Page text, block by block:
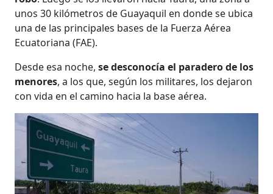
unos 30 kilómetros de Guayaquil en donde se ubica
una de las principales bases de la Fuerza Aérea
Ecuatoriana (FAE).
Desde esa noche,se desconocía el paradero de los
menores, a los que, según los militares, los dejaron
con vida en el camino hacia la base aérea.